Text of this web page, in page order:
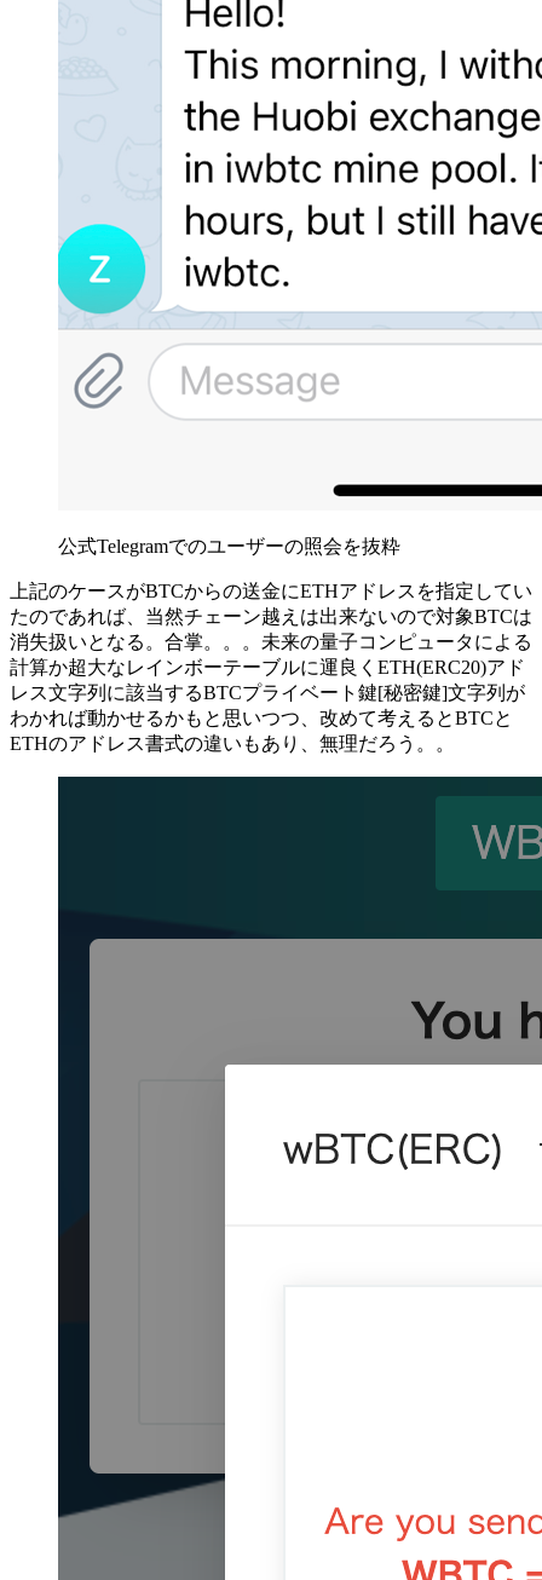
公式Telegramでのユーザーの照会を抜粋
上記のケースがBTCからの送金にETHアドレスを指定してい
たのであれば、当然チェーン越えは出来ないので対象BTCは
消失扱いとなる。合掌。。。未来の量子コンピュータによる
計算か超大なレインボーテーブルに運良くETH(ERC20)アド
レス文字列に該当するBTCプライベート鍵[秘密鍵]文字列が
わかれば動かせるかもと思いつつ、改めて考えるとBTCと
ETHのアドレス書式の違いもあり、無理だろう。。